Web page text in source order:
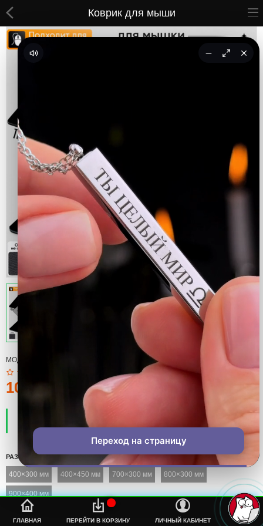
ВСЕ ТОВАРЫ
Кастомные коврики
Бейсболки
CoolPass
ГЛАВНАЯ
%s
ПЕРЕЙТИ В КОРЗИНУ ЛИЧНЫЙ КАБИНЕТ
Коврик для мыши
МОДЕЛЬ:
100тмт.
НАЛИЧИЕ:
ЕСТЬ В НАЛИЧИИ
РАЗМЕР
400×300 мм 400×450 мм 700×300 мм 800×300 мм
900×400 мм
Переход на страницу